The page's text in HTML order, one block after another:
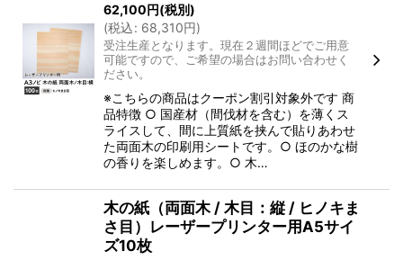
62,100円(税別)
(税込: 68,310円)
受注生産となります。現在２週間ほどでご用意
可能ですので、ご希望の場合はお問い合わせく
ださい。
※こちらの商品はクーポン割引対象外です 商
品特徴 ○ 国産材（間伐材を含む）を薄くス
ライスして、間に上質紙を挟んで貼りあわせ
た両面木の印刷用シートです。○ ほのかな樹
の香りを楽しめます。○ 木…
木の紙（両面木 / 木目：縦 / ヒノキま
さ目）レーザープリンター用A5サイ
ズ10枚